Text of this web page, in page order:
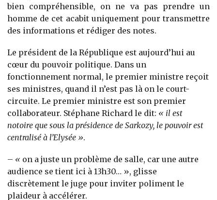
bien compréhensible, on ne va pas prendre un
homme de cet acabit uniquement pour transmettre
des informations et rédiger des notes.
Le président de la République est aujourd’hui au
cœur du pouvoir politique. Dans un
fonctionnement normal, le premier ministre reçoit
ses ministres, quand il n’est pas là on le court-
circuite. Le premier ministre est son premier
collaborateur. Stéphane Richard le dit: « il est
notoire que sous la présidence de Sarkozy, le pouvoir est
centralisé à l’Elysée ».
– « on a juste un problème de salle, car une autre
audience se tient ici à 13h30… », glisse
discrètement le juge pour inviter poliment le
plaideur à accélérer.